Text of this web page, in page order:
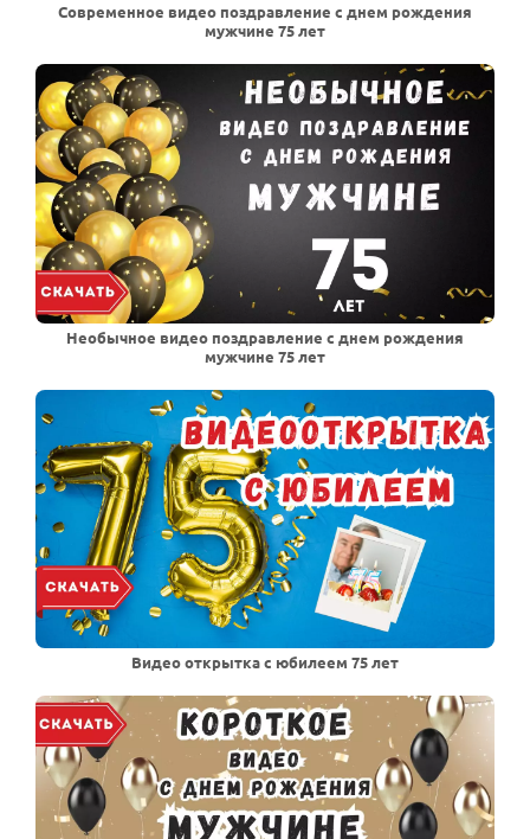
Современное видео поздравление с днем рождения
мужчине 75 лет
Необычное видео поздравление с днем рождения
мужчине 75 лет
Видео открытка с юбилеем 75 лет